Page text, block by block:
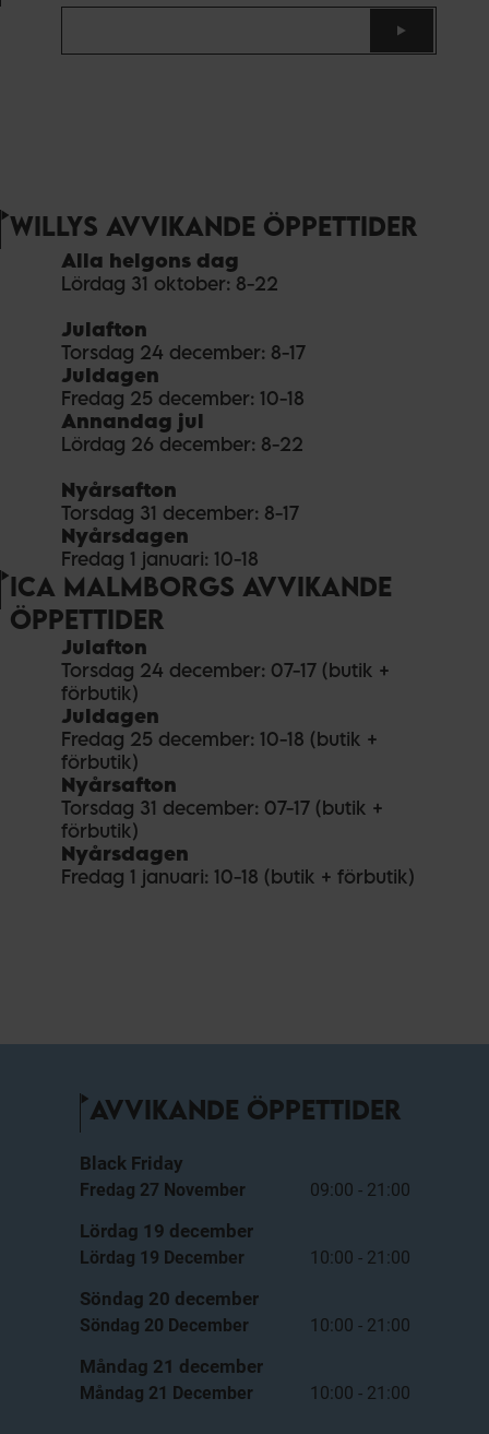
WILLYS AVVIKANDE ÖPPETTIDER
Alla helgons dag
Lördag 31 oktober: 8-22
Julafton
Torsdag 24 december: 8-17
Juldagen
Fredag 25 december: 10-18
Annandag jul
Lördag 26 december: 8-22
Nyårsafton
Torsdag 31 december: 8-17
Nyårsdagen
Fredag 1 januari: 10-18
ICA MALMBORGS AVVIKANDE
ÖPPETTIDER
Julafton
Torsdag 24 december: 07-17 (butik +
förbutik)
Juldagen
Fredag 25 december: 10-18 (butik +
förbutik)
Nyårsafton
Torsdag 31 december: 07-17 (butik +
förbutik)
Nyårsdagen
Fredag 1 januari: 10-18 (butik + förbutik)
AVVIKANDE ÖPPETTIDER
Black Friday
Fredag 27 November 09:00 - 21:00
Lördag 19 december
Lördag 19 December 10:00 - 21:00
Söndag 20 december
Söndag 20 December 10:00 - 21:00
Måndag 21 december
Måndag 21 December 10:00 - 21:00